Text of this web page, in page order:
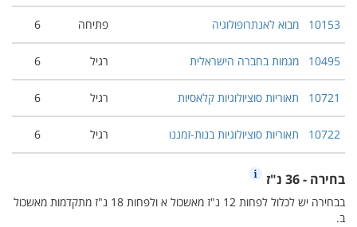
10153 מבוא לאנתרופולוגיה פתיחה 6
10495 מגמות בחברה הישראלית רגיל 6
10721 תאוריות סוציולוגיות קלאסיות רגיל 6
10722 תאוריות סוציולוגיות בנות-זמננו רגיל 6
בחירה - 36 נ"ז
בבחירה יש לכלול לפחות 12 נ"ז מאשכול א ולפחות 18 נ"ז מתקדמות מאשכול
ב.